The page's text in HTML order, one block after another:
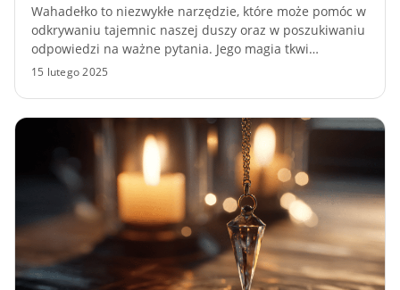
Wahadełko to niezwykłe narzędzie, które może pomóc w
odkrywaniu tajemnic naszej duszy oraz w poszukiwaniu
odpowiedzi na ważne pytania. Jego magia tkwi…
15 lutego 2025